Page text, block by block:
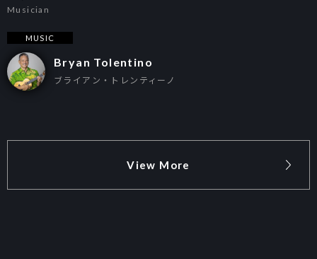
Musician
MUSIC
Bryan Tolentino
ブライアン・トレンティーノ
View More